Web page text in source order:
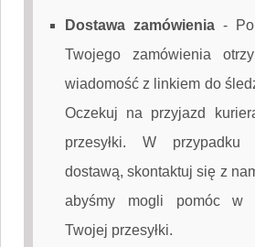
Dostawa zamówienia -
Twojego zamówienia
wiadomość z linkiem do
Oczekuj na przyjazd
przesyłki. W przypadku
dostawą, skontaktuj się z
abyśmy mogli pomóc w
Twojej przesyłki.